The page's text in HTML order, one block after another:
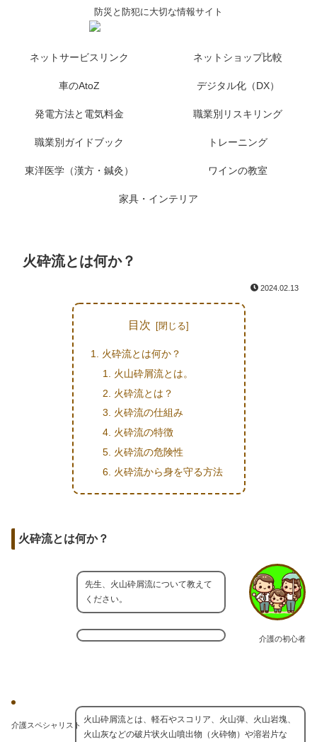
防災と防犯に大切な情報サイト
ネットサービスリンク ネットショップ比較
車のAtoZ デジタル化（DX）
発電方法と電気料金 職業別リスキリング
職業別ガイドブック トレーニング
東洋医学（漢方・鍼灸） ワインの教室
家具・インテリア
火砕流とは何か？
2024.02.13
目次
火砕流とは何か？
火山砕屑流とは。
火砕流とは？
火砕流の仕組み
火砕流の特徴
火砕流の危険性
火砕流から身を守る方法
火砕流とは何か？
介護の初心者
先生、火山砕屑流について教えて
ください。
介護スペシャリスト
火山砕屑流とは、軽石やスコリア、火山弾、火山岩塊、
火山灰などの破片状火山噴出物（火砕物）や溶岩片な